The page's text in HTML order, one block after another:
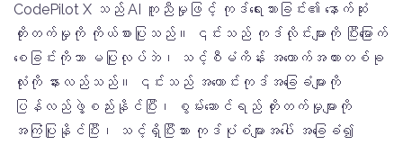
CodePilot X သည် AI ကူညီမှုဖြင့် ကုဒ်ရေးသားခြင်း၏ နောက်ဆုံး
တိုးတက်မှုကို ကိုယ်စားပြုသည်။ ၎င်းသည် ကုဒ်လိုင်းများကို ပြီးမြောက်
စေခြင်းကိုသာ မပြုလုပ်ဘဲ၊ သင့်စီမံကိန်း အထောက်အထားတစ်ခု
လုံးကို နားလည်သည်။ ၎င်းသည် အဟောင်းကုဒ်အခြေခံများကို
ပြန်လည်ဖွဲ့စည်းနိုင်ပြီး၊ စွမ်းဆောင်ရည် တိုးတက်မှုများကို
အကြံပြုနိုင်ပြီး၊ သင့်ရှိပြီးသား ကုဒ်ပုံစံများအပေါ် အခြေခံ၍